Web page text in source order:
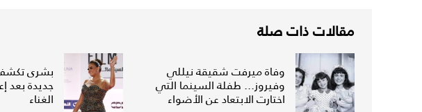
مقالات ذات صلة
وفاة ميرفت شقيقة نيللي
وفيروز... طفلة السينما التي
اختارت الابتعاد عن الأضواء
بشرى
جديدة بعد
الغناء